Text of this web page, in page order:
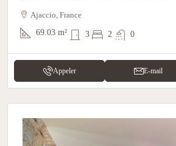
Ajaccio, France
69.03 m² 3 2 0
Appeler E-mail